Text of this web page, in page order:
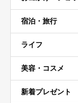
宿泊・旅行
ライフ
美容・コスメ
新着プレゼント